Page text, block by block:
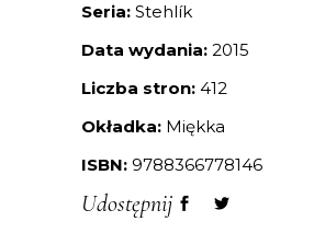
Seria: Stehlík
Data wydania: 2015
Liczba stron: 412
Okładka: Miękka
ISBN: 9788366778146
Udostępnij